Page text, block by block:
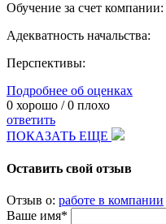
Обучение за счет компании:
Адекватность начальства:
Перспективы:
Подробнее об оценках
0 хорошо /0 плохо
ответить
ПОКАЗАТЬ ЕЩЕ
Оставить свой отзыв
Отзыв о: работе в компании
Ваше имя*